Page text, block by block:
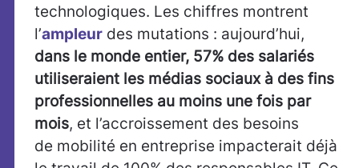
technologiques. Les chiffres montrent
l’ampleur des mutations : aujourd’hui,
dans le monde entier, 57% des salariés
utiliseraient les médias sociaux à des fins
professionnelles au moins une fois par
mois, et l’accroissement des besoins
de mobilité en entreprise impacterait déjà